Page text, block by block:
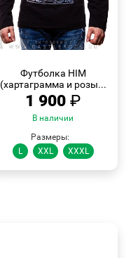
Футболка HIM
(хартаграмма и розы...
1 900 ₽
В наличии
Размеры:
L
XXL XXXL